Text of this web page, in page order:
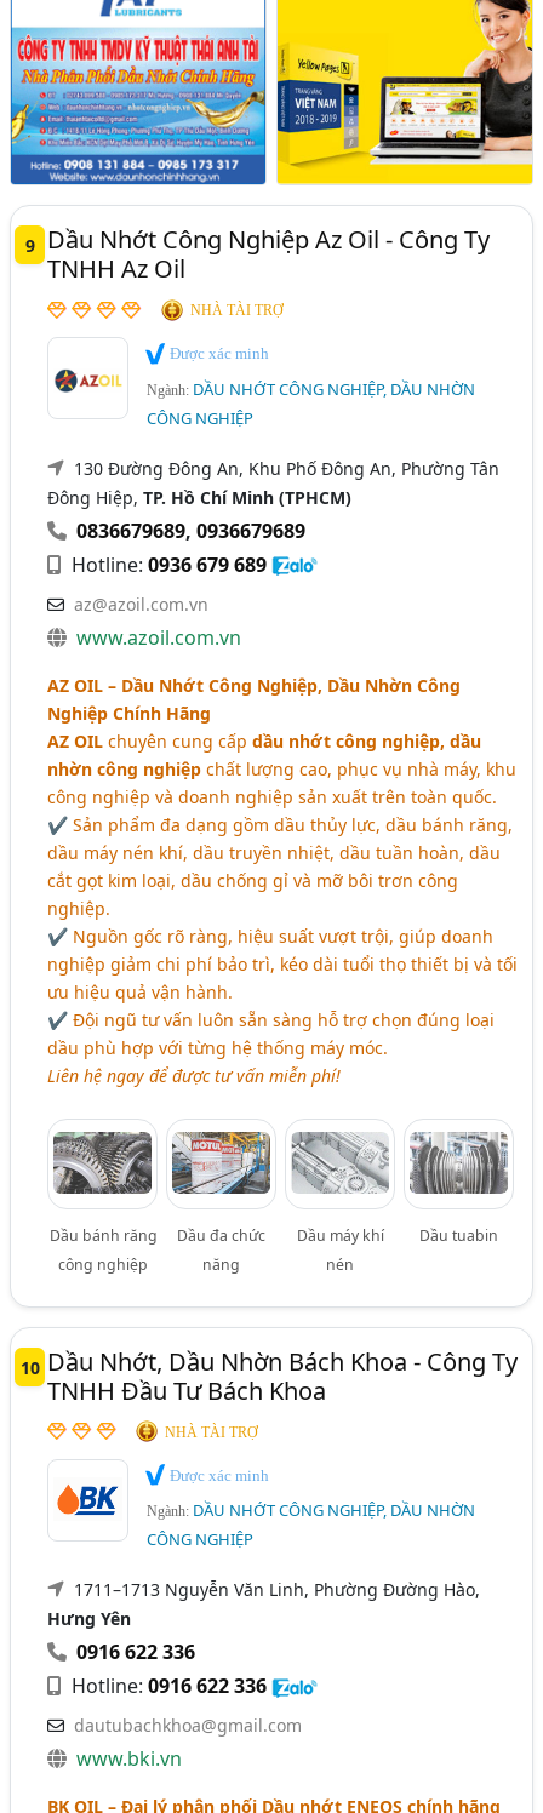
9
Dầu Nhớt Công Nghiệp Az Oil - Công Ty
TNHH Az Oil
NHÀ TÀI TRỢ
Được xác minh
Ngành: DẦU NHỚT CÔNG NGHIỆP, DẦU NHỜN
CÔNG NGHIỆP
130 Đường Đông An, Khu Phố Đông An, Phường Tân
Đông Hiệp,TP. Hồ Chí Minh (TPHCM)
0836679689,0936679689
Hotline:0936 679 689
az@azoil.com.vn
www.azoil.com.vn
AZ OIL – Dầu Nhớt Công Nghiệp, Dầu Nhờn Công
Nghiệp Chính Hãng
AZ OIL chuyên cung cấpdầu nhớt công nghiệp, dầu
nhờn công nghiệp chất lượng cao, phục vụ nhà máy, khu
công nghiệp và doanh nghiệp sản xuất trên toàn quốc.
✔ Sản phẩm đa dạng gồm dầu thủy lực, dầu bánh răng,
dầu máy nén khí, dầu truyền nhiệt, dầu tuần hoàn, dầu
cắt gọt kim loại, dầu chống gỉ và mỡ bôi trơn công
nghiệp.
✔ Nguồn gốc rõ ràng, hiệu suất vượt trội, giúp doanh
nghiệp giảm chi phí bảo trì, kéo dài tuổi thọ thiết bị và tối
ưu hiệu quả vận hành.
✔ Đội ngũ tư vấn luôn sẵn sàng hỗ trợ chọn đúng loại
dầu phù hợp với từng hệ thống máy móc.
Liên hệ ngay để được tư vấn miễn phí!
Dầu bánh răng
công nghiệp
Dầu đa chức
năng
Dầu máy khí
nén
Dầu tuabin
10 Dầu Nhớt, Dầu Nhờn Bách Khoa - Công Ty
TNHH Đầu Tư Bách Khoa
NHÀ TÀI TRỢ
Được xác minh
Ngành: DẦU NHỚT CÔNG NGHIỆP, DẦU NHỜN
CÔNG NGHIỆP
1711–1713 Nguyễn Văn Linh, Phường Đường Hào,
Hưng Yên
0916 622 336
Hotline:0916 622 336
dautubachkhoa@gmail.com
www.bki.vn
BK OIL – Đại lý phân phối Dầu nhớt ENEOS chính hãng